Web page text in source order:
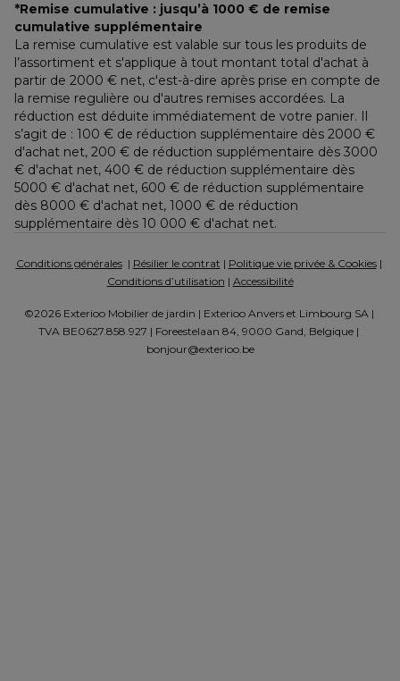
*Remise cumulative : jusqu’à 1000 € de remise
cumulative supplémentaire
La remise cumulative est valable sur tous les produits de
l’assortiment et s'applique à tout montant total d'achat à
partir de 2000 € net, c'est-à-dire après prise en compte de
la remise regulière ou d'autres remises accordées. La
réduction est déduite immédiatement de votre panier. Il
s’agit de : 100 € de réduction supplémentaire dès 2000 €
d'achat net, 200 € de réduction supplémentaire dès 3000
€ d'achat net, 400 € de réduction supplémentaire dès
5000 € d'achat net, 600 € de réduction supplémentaire
dès 8000 € d'achat net, 1000 € de réduction
supplémentaire dès 10 000 € d'achat net.
Conditions générales
  |
Résilier le contrat | Politique vie privée & Cookies
Conditions d’utilisation | Accessibilité
©2026 Exterioo Mobilier de jardin | Exterioo Anvers et Limbourg SA |
bonjour@exterioo.be